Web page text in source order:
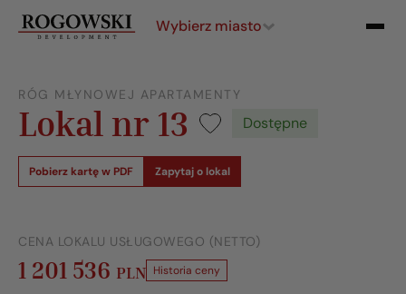
Wybierz miasto
RÓG MŁYNOWEJ APARTAMENTY
Lokal nr 13 Dostępne
Pobierz kartę w PDF Zapytaj o lokal
CENA LOKALU USŁUGOWEGO (NETTO)
1 201 536 PLN Historia ceny